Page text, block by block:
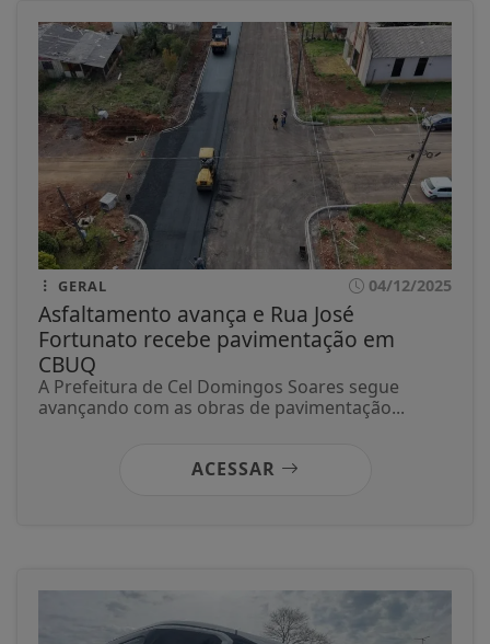
GERAL 04/12/2025
Asfaltamento avança e Rua José
Fortunato recebe pavimentação em
CBUQ
A Prefeitura de Cel Domingos Soares segue
avançando com as obras de pavimentação...
ACESSAR